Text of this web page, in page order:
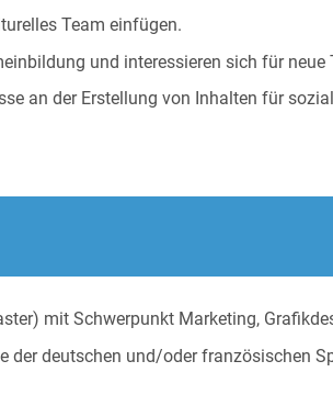
Team einfügen.
und interessieren sich für
an der Erstellung von Inhalten für
mit Schwerpunkt Marketing,
der deutschen und/oder französischen